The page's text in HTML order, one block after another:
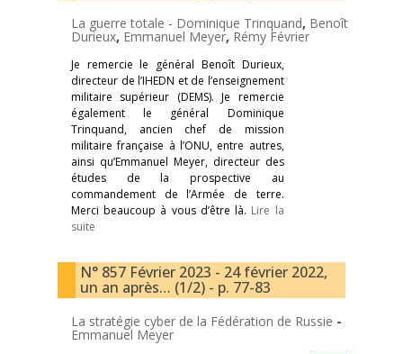
La guerre totale - Dominique Trinquand, Benoît
Durieux, Emmanuel Meyer, Rémy Février
Je remercie le général Benoît Durieux,
directeur de l’IHEDN et de l’enseignement
militaire supérieur (DEMS). Je remercie
également le général Dominique
Trinquand, ancien chef de mission
militaire française à l’ONU, entre autres,
ainsi qu’Emmanuel Meyer, directeur des
études de la prospective au
commandement de l’Armée de terre.
Merci beaucoup à vous d’être là. Lire la
suite
N° 857 Février 2023 - 24 février 2022,
un an après… (1/2) - p. 77-83
La stratégie cyber de la Fédération de Russie -
Emmanuel Meyer